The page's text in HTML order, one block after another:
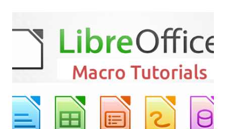
sudo apt-get install kodi Use o comando a seguir para
instalar codecs de áudio e outros complementos,
executando: $ sudo apt-get install --install-suggests
kodi Para remover, execute: $ sudo apt-get remove